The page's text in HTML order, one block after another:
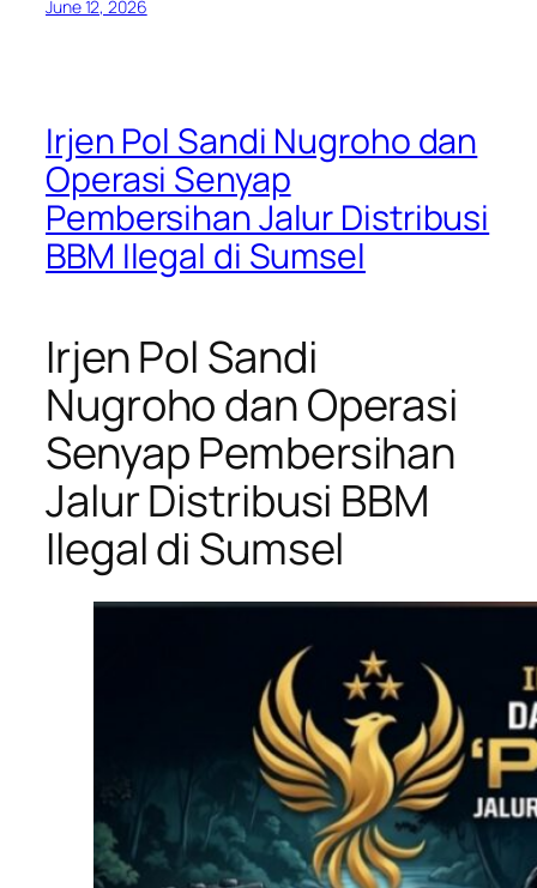
June 12, 2026
Irjen Pol Sandi Nugroho dan
Operasi Senyap
Pembersihan Jalur Distribusi
BBM Ilegal di Sumsel
Irjen Pol Sandi
Nugroho dan Operasi
Senyap Pembersihan
Jalur Distribusi BBM
Ilegal di Sumsel